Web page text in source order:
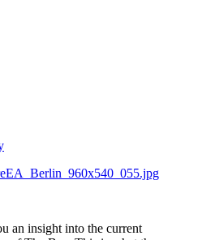
an insight into the current